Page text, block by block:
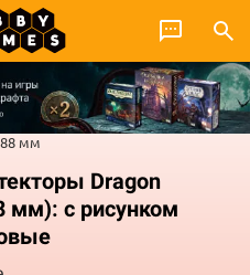
мм
Dragon
мм): с рисунком